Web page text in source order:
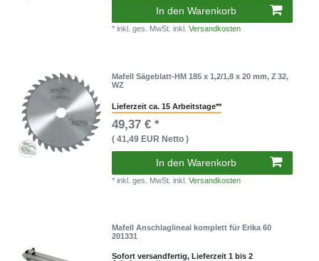
In den Warenkorb
* inkl. ges. MwSt. inkl.Versandkosten
Mafell Sägeblatt-HM 185 x 1,2/1,8 x 20 mm, Z 32,
WZ
Lieferzeit ca. 15 Arbeitstage**
49,37 € *
( 41,49 EUR Netto )
In den Warenkorb
* inkl. ges. MwSt. inkl.Versandkosten
Mafell Anschlaglineal komplett für Erika 60
201331
Sofort versandfertig, Lieferzeit 1 bis 2